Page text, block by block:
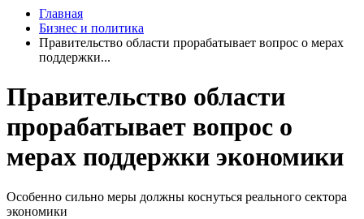
Главная
Бизнес и политика
Правительство области прорабатывает вопрос о мерах
поддержки...
Правительство области
прорабатывает вопрос о
мерах поддержки экономики
Особенно сильно меры должны коснуться реального сектора
экономики